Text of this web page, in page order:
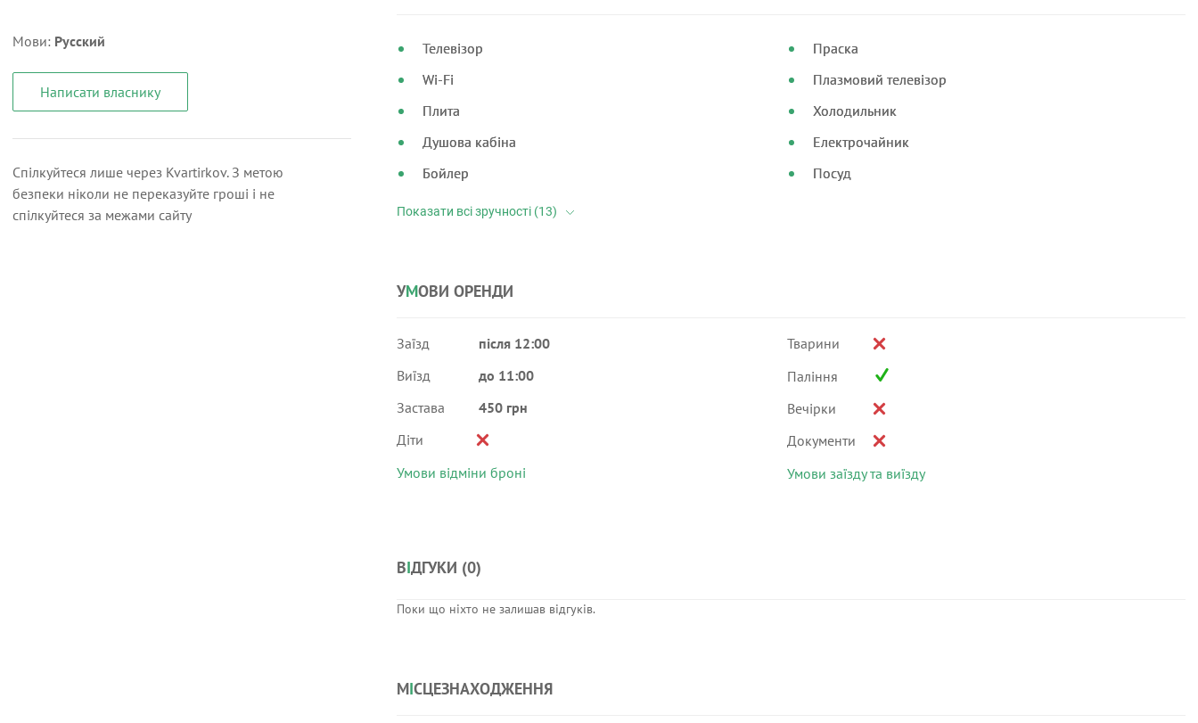
Мови: Русский
Написати власнику
Спілкуйтеся лише через Kvartirkov. З метою
безпеки ніколи не переказуйте гроші і не
спілкуйтеся за межами сайту
Телевізор
Wi-Fi
Плита
Душова кабіна
Бойлер
Праска
Плазмовий телевізор
Холодильник
Електрочайник
Посуд
УМОВИ ОРЕНДИ
Заїзд
після 12:00
Виїзд
до 11:00
Застава
450 грн
Діти
Умови відміни броні
Тварини
Паління
Вечірки
Документи
Умови заїзду та виїзду
ВІДГУКИ (0)
Поки що ніхто не залишав відгуків.
МІСЦЕЗНАХОДЖЕННЯ